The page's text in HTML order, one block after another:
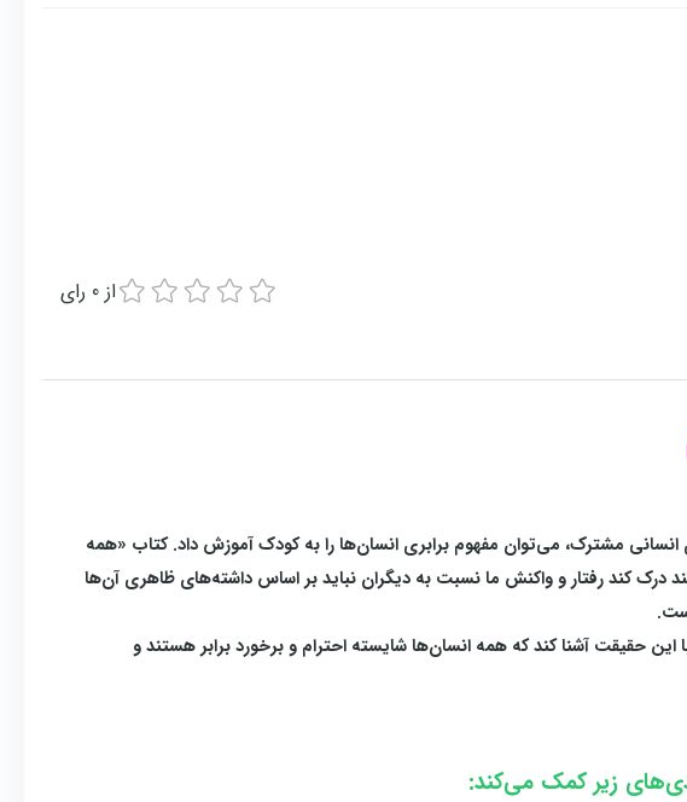
از 0 رای
مشترک، می‌توان مفهوم برابری انسان‌ها را به کودک آموزش داد. کتاب «همه
کند رفتار و واکنش ما نسبت به دیگران نباید بر اساس داشته‌های ظاهری آن‌ها
حقیقت آشنا کند که همه انسان‌ها شایسته احترام و برخورد برابر هستند و
زیر کمک می‌کند: